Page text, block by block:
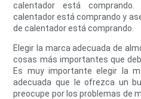
calentador está
calentador está comprando y
de calentador está comprando.
Elegir la marca adecuada de
cosas más importantes que
Es muy importante elegir la
adecuada que le ofrezca un
preocupe por los problemas de